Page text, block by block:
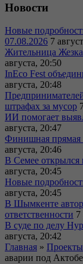
Новости
Новые
07.08.2026 7
Жительница
августа, 20:50
InEco Fest
августа, 20:48
штрафах за мусор
ИИ помогает
августа, 20:47
Финишная прямая
августа, 20:46
В Семее открылся
августа, 20:45
Новые
августа, 20:45
В Шымкенте
ответственности 7
В суде по делу
августа, 20:42
Главная » Проекты
аварии под